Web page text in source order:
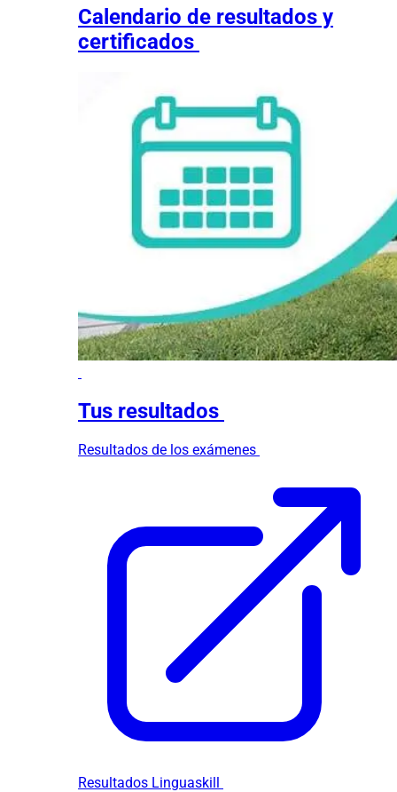
Calendario de resultados y
certificados
Tus resultados
Resultados de los exámenes
Resultados Linguaskill